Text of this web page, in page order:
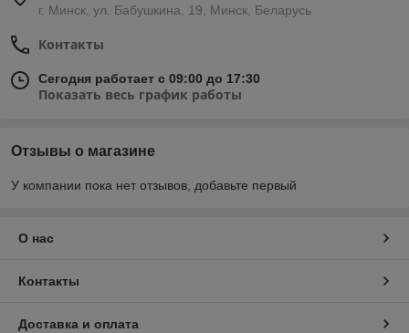
г. Минск, ул. Бабушкина, 19, Минск, Беларусь
Контакты
Сегодня работает с 09:00 до 17:30
Показать весь график работы
Отзывы о магазине
У компании пока нет отзывов, добавьте первый
О нас
Контакты
Доставка и оплата